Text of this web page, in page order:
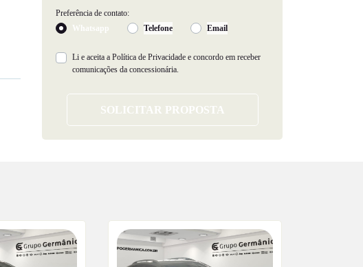
Preferência de contato:
Whatsapp
Telefone Email
Li e aceita a Política de Privacidade e concordo em receber
comunicações da concessionária.
SOLICITAR PROPOSTA